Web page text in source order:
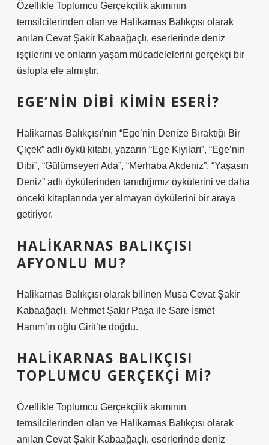
Özellikle Toplumcu Gerçekçilik akımının
temsilcilerinden olan ve Halikarnas Balıkçısı olarak
anılan Cevat Şakir Kabaağaçlı, eserlerinde deniz
işçilerini ve onların yaşam mücadelelerini gerçekçi bir
üslupla ele almıştır.
EGE’NIN DIBI KIMIN ESERI?
Halikarnas Balıkçısı’nın “Ege’nin Denize Bıraktığı Bir
Çiçek” adlı öykü kitabı, yazarın “Ege Kıyıları”, “Ege’nin
Dibi”, “Gülümseyen Ada”, “Merhaba Akdeniz”, “Yaşasın
Deniz” adlı öykülerinden tanıdığımız öykülerini ve daha
önceki kitaplarında yer almayan öykülerini bir araya
getiriyor.
HALIKARNAS BALIKÇISI
AFYONLU MU?
Halikarnas Balıkçısı olarak bilinen Musa Cevat Şakir
Kabaağaçlı, Mehmet Şakir Paşa ile Sare İsmet
Hanım’ın oğlu Girit’te doğdu.
HALIKARNAS BALIKÇISI
TOPLUMCU GERÇEKÇI MI?
Özellikle Toplumcu Gerçekçilik akımının
temsilcilerinden olan ve Halikarnas Balıkçısı olarak
anılan Cevat Şakir Kabaağaçlı, eserlerinde deniz